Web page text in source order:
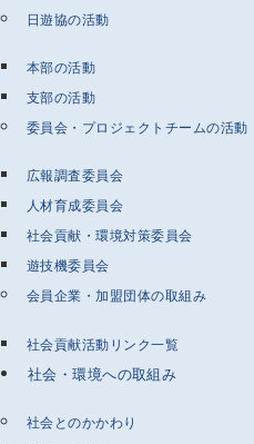
日遊協の活動
本部の活動
支部の活動
委員会・プロジェクトチームの活動
広報調査委員会
人材育成委員会
社会貢献・環境対策委員会
遊技機委員会
会員企業・加盟団体の取組み
社会貢献活動リンク一覧
社会・環境への取組み
社会とのかかわり